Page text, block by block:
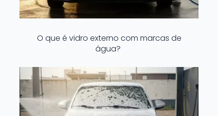
O que é vidro externo com marcas de
água?